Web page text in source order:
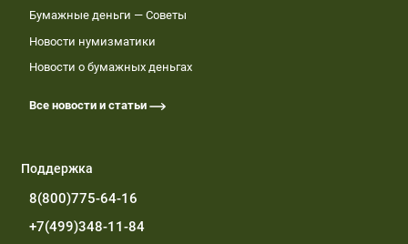
Бумажные деньги — Советы
Новости нумизматики
Новости о бумажных деньгах
Все новости и статьи
Поддержка
8(800)775-64-16
+7(499)348-11-84